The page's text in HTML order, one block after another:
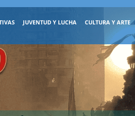
JUVENTUD Y LUCHA CULTURA Y ARTE